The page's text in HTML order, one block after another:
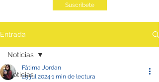
Suscribete
Entrada
Noticias
Noticias
Fátima Jordan
29 jul 2024 1 min de lectura